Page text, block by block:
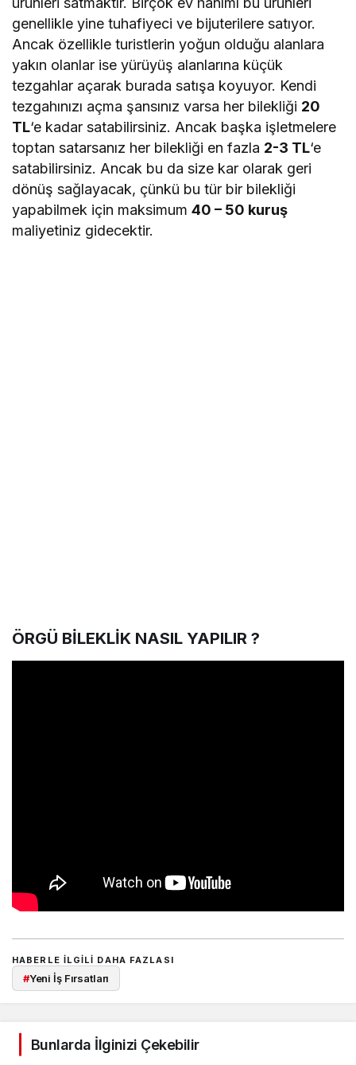
genellikle yine tuhafiyeci ve bijuterilere satıyor.
Ancak özellikle turistlerin yoğun olduğu alanlara
yakın olanlar ise yürüyüş alanlarına küçük
tezgahlar açarak burada satışa koyuyor. Kendi
tezgahınızı açma şansınız varsa her bilekliği 20
TL‘e kadar satabilirsiniz. Ancak başka işletmelere
toptan satarsanız her bilekliği en fazla 2-3 TL‘e
satabilirsiniz. Ancak bu da size kar olarak geri
dönüş sağlayacak, çünkü bu tür bir bilekliği
yapabilmek için maksimum40 – 50 kuruş
maliyetiniz gidecektir.
ÖRGÜ BİLEKLİK NASIL YAPILIR ?
HABERLE ILGILI DAHA FAZLASI
#Yeni İş Fırsatları
Bunlarda İlginizi Çekebilir